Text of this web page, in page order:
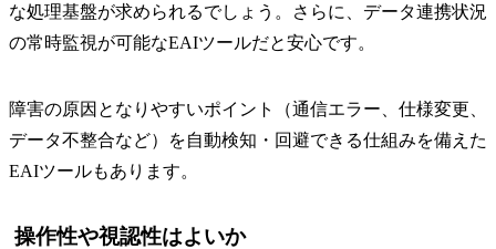
な処理基盤が求められるでしょう。さらに、データ連携状況
の常時監視が可能なEAIツールだと安心です。
障害の原因となりやすいポイント（通信エラー、仕様変更、
データ不整合など）を自動検知・回避できる仕組みを備えた
EAIツールもあります。
操作性や視認性はよいか